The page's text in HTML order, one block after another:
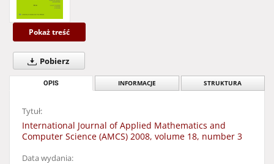
Pokaż treść
Pobierz
OPIS INFORMACJE STRUKTURA
Tytuł:
International Journal of Applied Mathematics and
Computer Science (AMCS) 2008, volume 18, number 3
Data wydania: